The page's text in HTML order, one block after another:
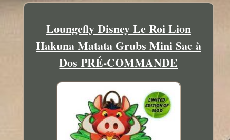
Loungefly Disney Le Roi Lion
Hakuna Matata Grubs Mini Sac à
Dos PRÉ-COMMANDE